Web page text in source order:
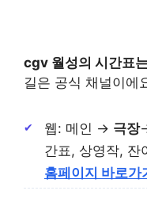
cgv 월성의 시간표
길은 공식 채널이에
웹: 메인 → 극장
간표, 상영작, 잔
홈페이지 바로가